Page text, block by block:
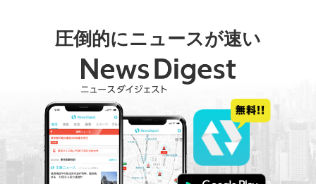
圧倒的にニュースが速い